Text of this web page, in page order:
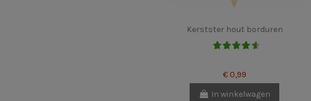
Kerstster hout borduren
€ 0,99
In winkelwagen